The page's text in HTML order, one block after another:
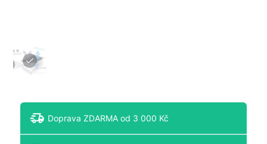
Doprava ZDARMA od 3 000 Kč